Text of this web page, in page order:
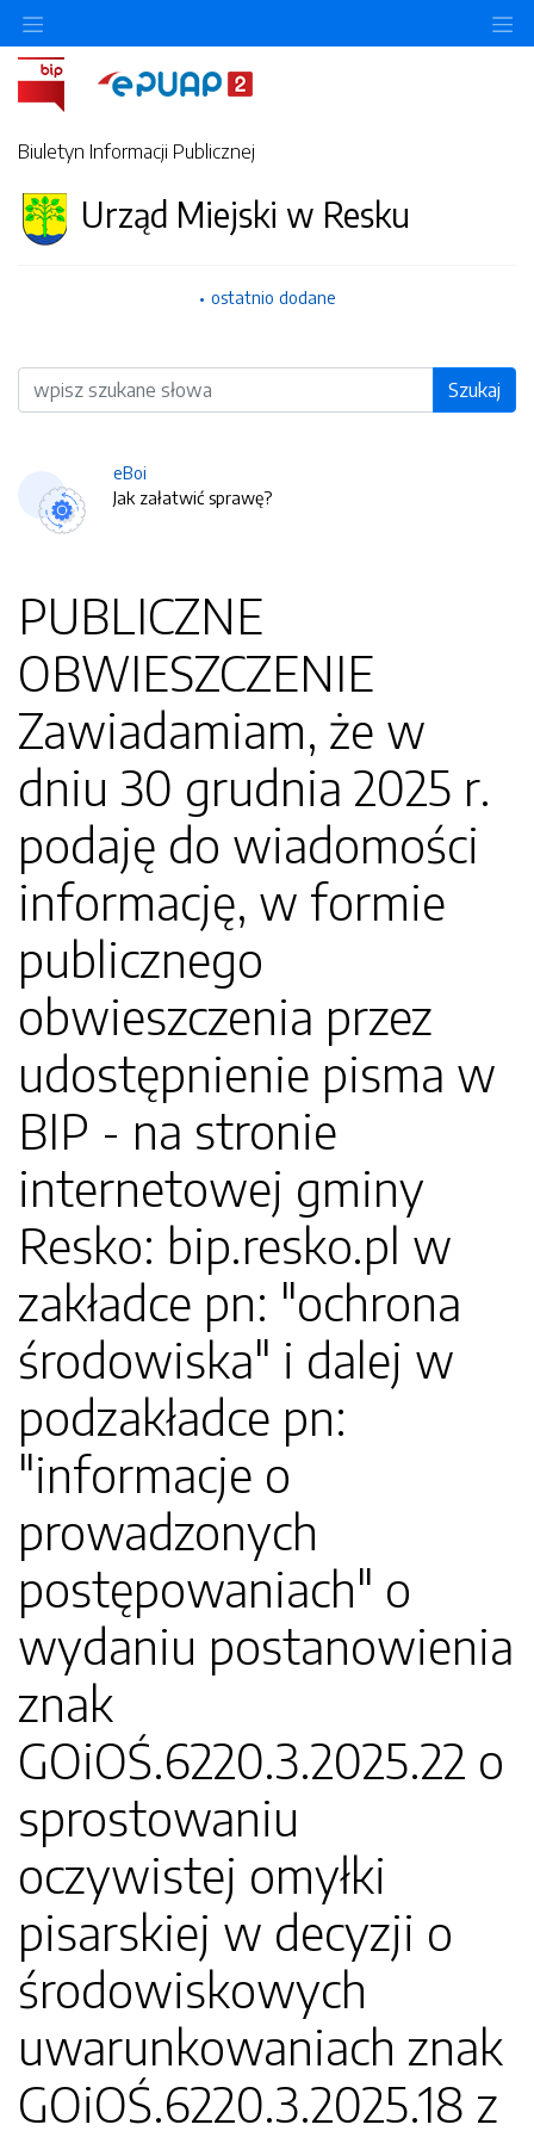
Biuletyn Informacji Publicznej
Urząd Miejski w Resku
ostatnio dodane
Wyszukiwarka Szukaj
eBoi
Jak załatwić sprawę?
PUBLICZNE
OBWIESZCZENIE
Zawiadamiam, że w
dniu 30 grudnia 2025 r.
podaję do wiadomości
informację, w formie
publicznego
obwieszczenia przez
udostępnienie pisma w
BIP - na stronie
internetowej gminy
Resko: bip.resko.pl w
zakładce pn: "ochrona
środowiska" i dalej w
podzakładce pn:
"informacje o
prowadzonych
postępowaniach" o
wydaniu postanowienia
znak
GOiOŚ.6220.3.2025.22 o
sprostowaniu
oczywistej omyłki
pisarskiej w decyzji o
środowiskowych
uwarunkowaniach znak
GOiOŚ.6220.3.2025.18 z